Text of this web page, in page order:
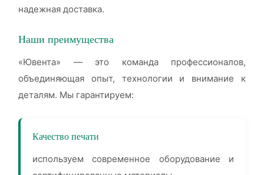
надежная доставка.
Наши преимущества
«Ювента» — это команда профессионалов,
объединяющая опыт, технологии и внимание к
деталям. Мы гарантируем:
Качество печати
используем современное оборудование и